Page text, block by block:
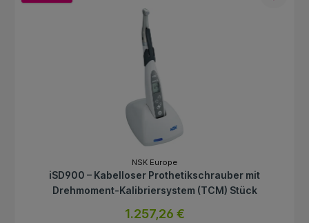
NSK Europe
iSD900 – Kabelloser Prothetikschrauber mit
Drehmoment-Kalibriersystem (TCM) Stück
1.257,26 €